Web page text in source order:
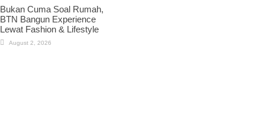
Bukan Cuma Soal Rumah,
BTN Bangun Experience
Lewat Fashion & Lifestyle
August 2, 2026